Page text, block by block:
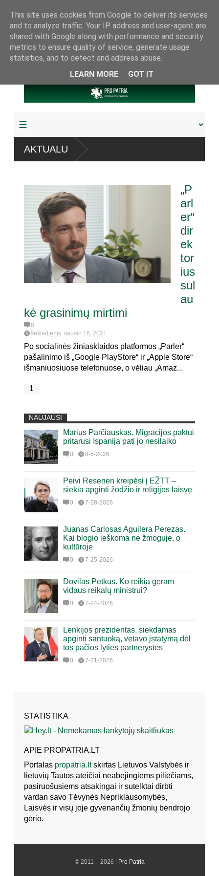
AKTUALU
referendumu
pat. referendumui dėl
„P
arl
er“
dir
ek
tor
ius
sul
au
kė grasinimų mirtimi
8
šeštadienis, sausio 16, 2021
Po socialinės žiniasklaidos platformos „Parler“
pašalinimo iš „Google PlayStore“ ir „Apple Store“
išmaniuosiuose telefonuose, o vėliau „Amaz...
1
NAUJAUSI
Marius Parčiauskas. Migracijos paktui
pritarusi Ispanija pati jo nesilaiko
0 8-5-2026
Peivi Resenen kreipėsi į EŽTT –
siekia apginti žodžio ir religijos laisvę
0 7-28-2026
Juanas Carlosas Aguilera Perezas.
Kai blogio ieškoma ne žmoguje, o
kultūroje
0 7-25-2026
Dovilas Petkus. Ko reikia geram
vidaus reikalų ministrui?
0 7-24-2026
Lenkijos prezidentas, siekdamas
apginti santuoką, vetavo įstatymą dėl
tos pačios lyties partnerystės
0 7-21-2026
STATISTIKA
APIE PROPATRIA.LT
Portalas propatria.ltskirtas Lietuvos Valstybės ir
lietuvių Tautos ateičiai neabejingiems piliečiams,
pasiruošusiems atsakingai ir sutelktai dirbti
vardan savo Tėvynės Nepriklausomybės,
Laisvės ir visų joje gyvenančių žmonių bendrojo
gėrio.
© 2011 – 2026 | Pro Patria
This site uses cookies from Google to deliver its services
and to analyze traffic. Your IP address and user-agent are
shared with Google along with performance and security
metrics to ensure quality of service, generate usage
statistics, and to detect and address abuse.
LEARN MORE
GOT IT